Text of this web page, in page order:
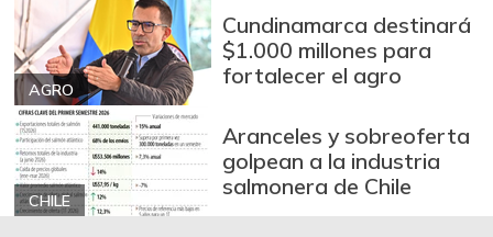
07/25/2026 -0,53%
Arroz excelso
07/25/2026
$ 3.636,56
+0,19%
Arroz paddy verde
12/09/2023
$ 1.572,00
+52,37%
Arroz sopa cristal
AGRO
Cundinamarca destinará
$1.000 millones para
fortalecer el agro
CHILE
Aranceles y sobreoferta
golpean a la industria
salmonera de Chile